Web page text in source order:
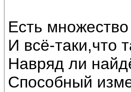
Есть
И всё-таки,что
Навряд ли
Способный